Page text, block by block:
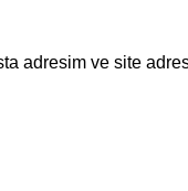
adresim ve site